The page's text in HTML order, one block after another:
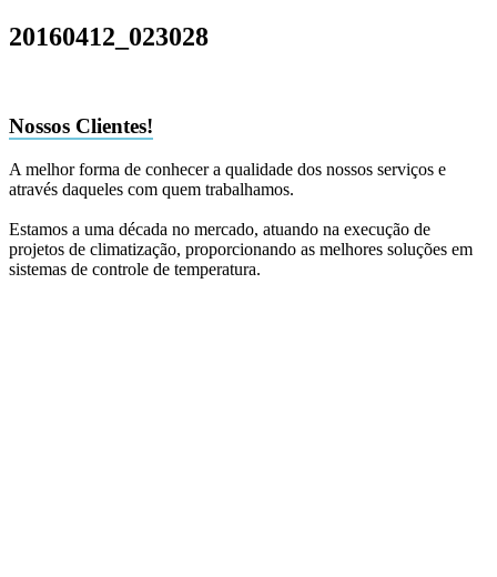
20160412_023028
Nossos Clientes!
A melhor forma de conhecer a qualidade dos nossos serviços e
através daqueles com quem trabalhamos.
Estamos a uma década no mercado, atuando na execução de
projetos de climatização, proporcionando as melhores soluções em
sistemas de controle de temperatura.